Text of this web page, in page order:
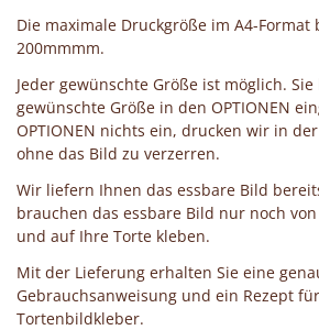
Die maximale Druckgröße im A4-Format
200mmmm.
Jeder gewünschte Größe ist möglich.
gewünschte Größe in den OPTIONEN
OPTIONEN nichts ein, drucken wir in
ohne das Bild zu verzerren.
Wir liefern Ihnen das essbare Bild
brauchen das essbare Bild nur noch
und auf Ihre Torte kleben.
Mit der Lieferung erhalten Sie eine
Gebrauchsanweisung und ein Rezept
Tortenbildkleber.